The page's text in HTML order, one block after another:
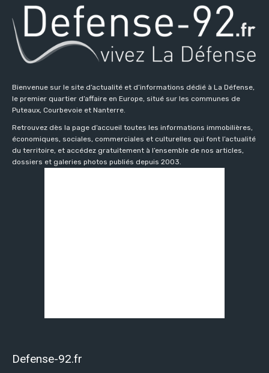
Bienvenue sur le site d’actualité et d’informations dédié à La Défense,
le premier quartier d’affaire en Europe, situé sur les communes de
Puteaux, Courbevoie et Nanterre.
Retrouvez dès la page d’accueil toutes les informations immobilières,
économiques, sociales, commerciales et culturelles qui font l’actualité
du territoire, et accédez gratuitement à l’ensemble de nos articles,
dossiers et galeries photos publiés depuis 2003.
Defense-92.fr